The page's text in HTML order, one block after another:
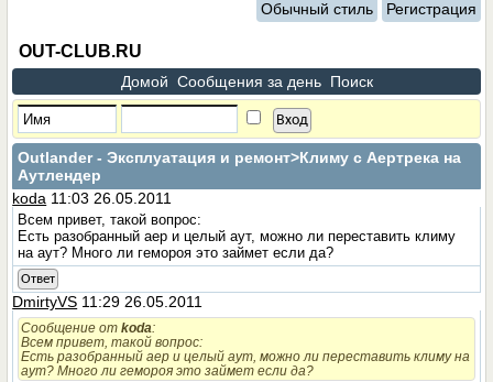
Обычный стиль Регистрация
OUT-CLUB.RU
Домой Сообщения за день Поиск
Outlander - Эксплуатация и ремонт>Климу с Аертрека на
Аутлендер
koda 11:03 26.05.2011
Всем привет, такой вопрос:
Есть разобранный аер и целый аут, можно ли переставить климу
на аут? Много ли гемороя это займет если да?
Ответ
DmirtyVS 11:29 26.05.2011
Сообщение отkoda:
Всем привет, такой вопрос:
Есть разобранный аер и целый аут, можно ли переставить климу на
аут? Много ли гемороя это займет если да?